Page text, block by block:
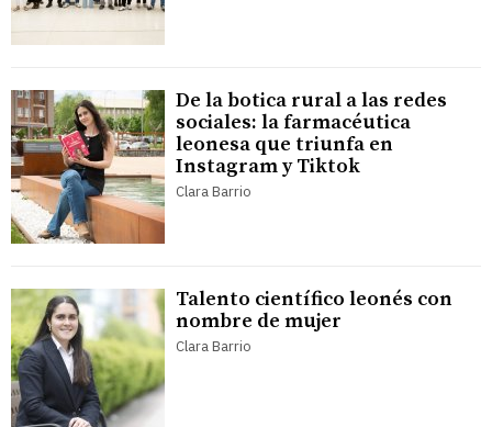
De la botica rural a las redes
sociales: la farmacéutica
leonesa que triunfa en
Instagram y Tiktok
Clara Barrio
Talento científico leonés con
nombre de mujer
Clara Barrio